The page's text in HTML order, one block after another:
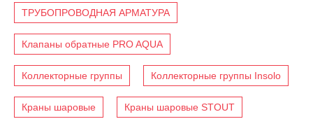
ТРУБОПРОВОДНАЯ АРМАТУРА
Клапаны обратные PRO AQUA
Коллекторные группы Коллекторные группы Insolo
Краны шаровые Краны шаровые STOUT